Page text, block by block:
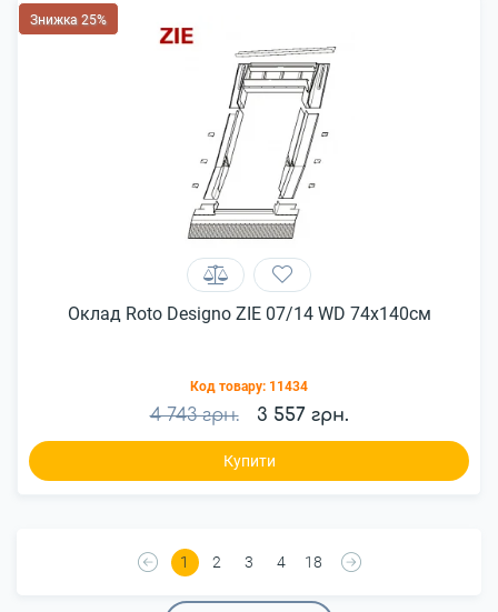
Знижка 25%
Оклад Roto Designo ZIE 07/14 WD 74x140см
Код товару: 11434
4 743 грн. 3 557 грн.
Купити
1 2 3 4 18